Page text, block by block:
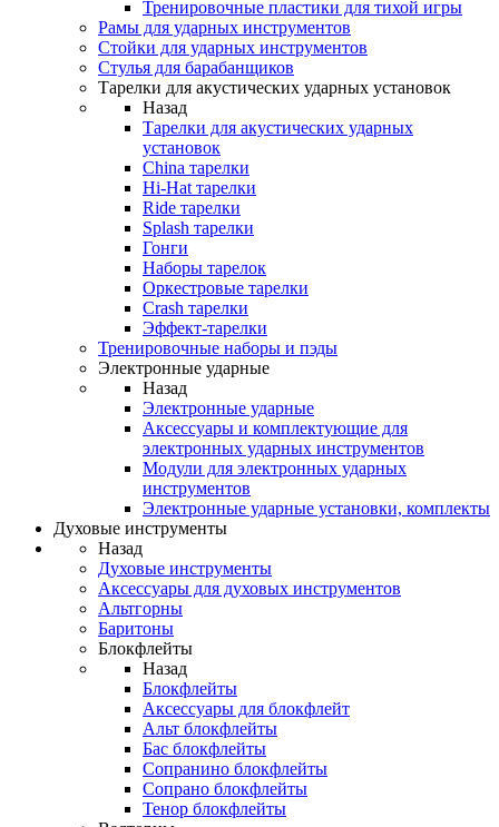
Тренировочные пластики для тихой игры
Рамы для ударных инструментов
Стойки для ударных инструментов
Стулья для барабанщиков
Тарелки для акустических ударных установок
Назад
Тарелки для акустических ударных
установок
China тарелки
Hi-Hat тарелки
Ride тарелки
Splash тарелки
Гонги
Наборы тарелок
Оркестровые тарелки
Сrash тарелки
Эффект-тарелки
Тренировочные наборы и пэды
Электронные ударные
Назад
Электронные ударные
Аксессуары и комплектующие для
электронных ударных инструментов
Модули для электронных ударных
инструментов
Электронные ударные установки, комплекты
Духовые инструменты
Назад
Духовые инструменты
Аксессуары для духовых инструментов
Альтгорны
Баритоны
Блокфлейты
Назад
Блокфлейты
Аксессуары для блокфлейт
Альт блокфлейты
Бас блокфлейты
Сопранино блокфлейты
Сопрано блокфлейты
Тенор блокфлейты